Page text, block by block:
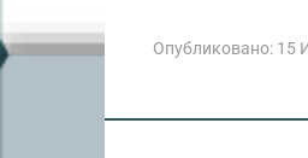
Опубликовано: 15